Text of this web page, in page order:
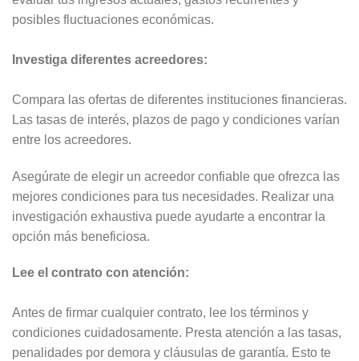
posibles fluctuaciones económicas.
Investiga diferentes acreedores:
Compara las ofertas de diferentes instituciones financieras.
Las tasas de interés, plazos de pago y condiciones varían
entre los acreedores.
Asegúrate de elegir un acreedor confiable que ofrezca las
mejores condiciones para tus necesidades. Realizar una
investigación exhaustiva puede ayudarte a encontrar la
opción más beneficiosa.
Lee el contrato con atención:
Antes de firmar cualquier contrato, lee los términos y
condiciones cuidadosamente. Presta atención a las tasas,
penalidades por demora y cláusulas de garantía. Esto te